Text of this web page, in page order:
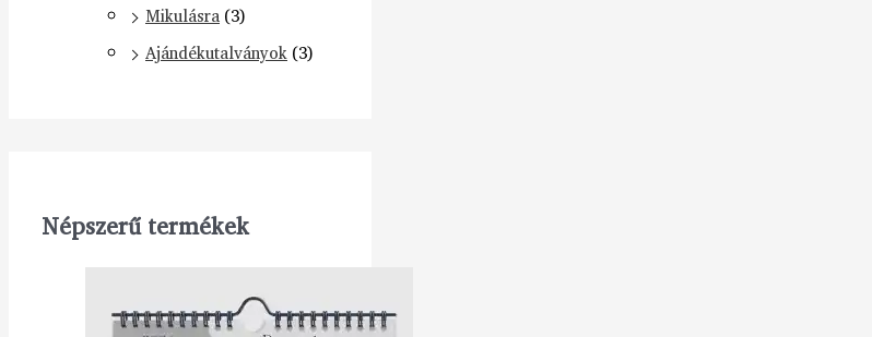
Mikulásra (3)
Ajándékutalványok (3)
Népszerű termékek